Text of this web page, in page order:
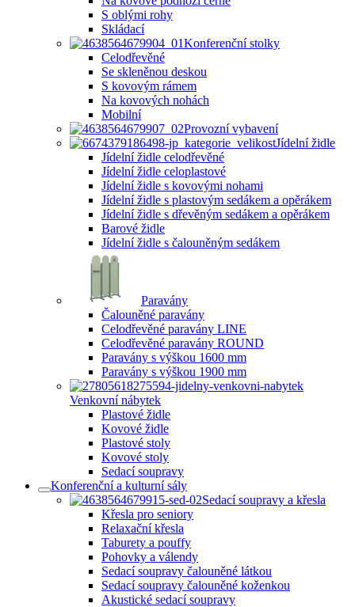
S oblými rohy
Skládací
Konferenční stolky
Celodřevěné
Se skleněnou deskou
S kovovým rámem
Na kovových nohách
Mobilní
Provozní vybavení
Jídelní židle
Jídelní židle celodřevěné
Jídelní židle celoplastové
Jídelní židle s kovovými nohami
Jídelní židle s plastovým sedákem a opěrákem
Jídelní židle s dřevěným sedákem a opěrákem
Barové židle
Jídelní židle s čalouněným sedákem
Paravány
Čalouněné paravány
Celodřevěné paravány LINE
Celodřevěné paravány ROUND
Paravány s výškou 1600 mm
Paravány s výškou 1900 mm
Venkovní nábytek
Plastové židle
Kovové židle
Plastové stoly
Kovové stoly
Sedací soupravy
Konferenční a kulturní sály
Sedací soupravy a křesla
Křesla pro seniory
Relaxační křesla
Taburety a pouffy
Pohovky a válendy
Sedací soupravy čalouněné látkou
Sedací soupravy čalouněné koženkou
Akustické sedací soupravy